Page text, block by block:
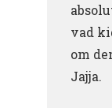
vad
om
Jajja.